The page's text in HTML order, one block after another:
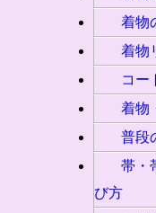
着物
着物
コー
着物
普段
帯・
び方